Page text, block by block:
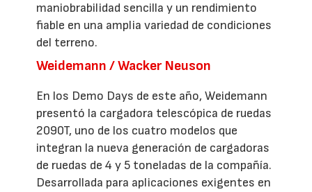
maniobrabilidad sencilla y un rendimiento
fiable en una amplia variedad de condiciones
del terreno.
Weidemann / Wacker Neuson
En los Demo Days de este año, Weidemann
presentó la cargadora telescópica de ruedas
2090T, uno de los cuatro modelos que
integran la nueva generación de cargadoras
de ruedas de 4 y 5 toneladas de la compañía.
Desarrollada para aplicaciones exigentes en